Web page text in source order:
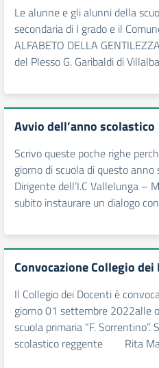
Le alunne e gli alunni della
secondaria di I grado e il
ALFABETO DELLA
del Plesso G. Garibaldi di
Avvio dell’anno scolastico
Scrivo queste poche righe
giorno di scuola di questo
Dirigente dell’I.C Vallelunga –
subito instaurare un dialogo
Convocazione Collegio dei
Il Collegio dei Docenti è
giorno 01 settembre 2022alle
scuola primaria “F.
scolastico reggente Rita